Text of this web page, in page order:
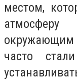
местом,
окружающим
часто